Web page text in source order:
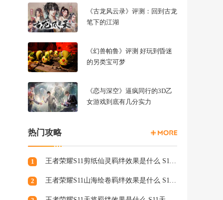
《古龙风云录》评测：回到古龙
笔下的江湖
《幻兽帕鲁》评测 好玩到昏迷
的另类宝可梦
《恋与深空》逼疯同行的3D乙
女游戏到底有几分实力
热门攻略
1 王者荣耀S11剪纸仙灵羁绊效果是什么 S11剪纸仙灵羁绊介绍
2 王者荣耀S11山海绘卷羁绊效果是什么 S11山海绘卷羁绊介绍